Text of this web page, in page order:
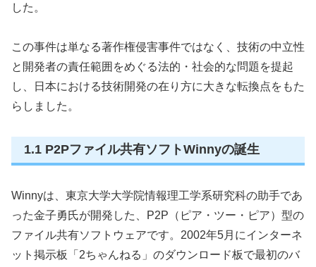
した。
この事件は単なる著作権侵害事件ではなく、技術の中立性
と開発者の責任範囲をめぐる法的・社会的な問題を提起
し、日本における技術開発の在り方に大きな転換点をもた
らしました。
1.1 P2Pファイル共有ソフトWinnyの誕生
Winnyは、東京大学大学院情報理工学系研究科の助手であ
った金子勇氏が開発した、P2P（ピア・ツー・ピア）型の
ファイル共有ソフトウェアです。2002年5月にインターネ
ット掲示板「2ちゃんねる」のダウンロード板で最初のバ